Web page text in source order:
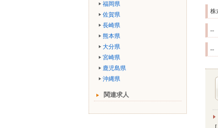
福岡県
佐賀県
長崎県
熊本県
大分県
宮崎県
鹿児島県
沖縄県
関連求人
株
--
--